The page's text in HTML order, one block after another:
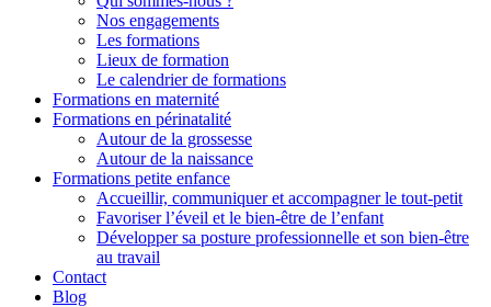
Nos engagements
Les formations
Lieux de formation
Le calendrier de formations
Formations en maternité
Formations en périnatalité
Autour de la grossesse
Autour de la naissance
Formations petite enfance
Accueillir, communiquer et accompagner le tout-petit
Favoriser l’éveil et le bien-être de l’enfant
Développer sa posture professionnelle et son bien-être
au travail
Contact
Blog